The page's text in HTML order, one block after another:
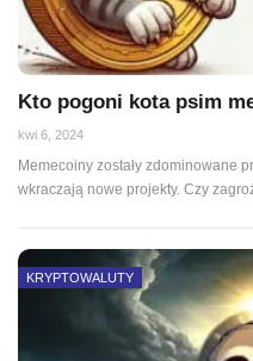
Kto pogoni kota psim
kwi 6, 2024
Memecoiny zostały zdominowane
wkraczają nowe projekty. Czy
KRYPTOWALUTY